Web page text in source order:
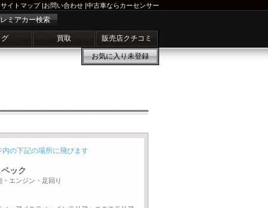
サイトマップ|お問い合わせ |中古車ならカーセンサー
ミアカー検索
買取 販売店クチコミ
お気に入り未登録
内の下記の場所に飛びます
ック
・エンジン・足回り